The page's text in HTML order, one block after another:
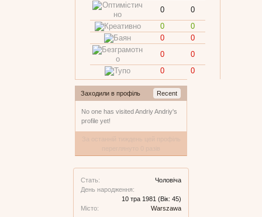
0
0
0
0
0
0
0
0
0
0
Заходили в профіль Recent
No one has visited Andriy Andriy's
profile yet!
Стать:
Чоловіча
День народження:
10 тра 1981 (Вік: 45)
Місто:
Warszawa